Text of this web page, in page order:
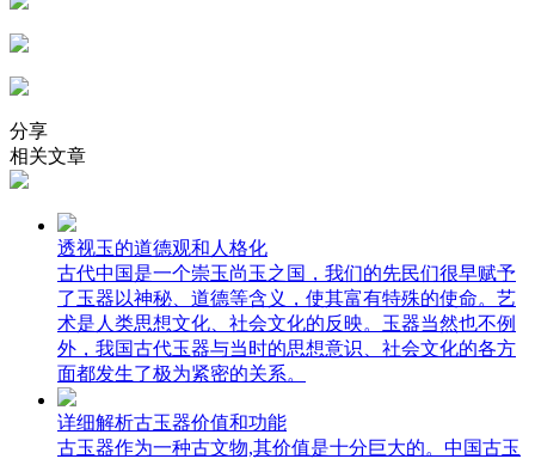
分享
相关文章
透视玉的道德观和人格化
古代中国是一个崇玉尚玉之国，我们的先民们很早赋予
了玉器以神秘、道德等含义，使其富有特殊的使命。艺
术是人类思想文化、社会文化的反映。玉器当然也不例
外，我国古代玉器与当时的思想意识、社会文化的各方
面都发生了极为紧密的关系。
详细解析古玉器价值和功能
古玉器作为一种古文物,其价值是十分巨大的。中国古玉